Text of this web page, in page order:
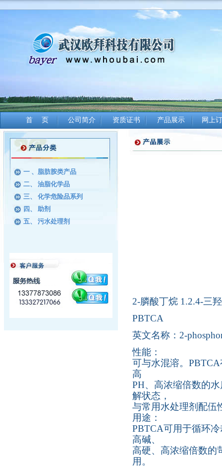
首 页 公司简介 资质证书 产品展示 网上
一 、脂肪胺类产品
二、 油脂化学品
三、 化学危险品系列
四、 助剂
五、 污水处理剂
2-膦酸丁烷 1.2.4-三
PBTCA
英文名称：2-
性能：
可与水混溶。
高
PH、高浓缩倍数的
解状态，
与常用水处理剂配伍
用途：
PBTCA可用于循环
高碱、
高硬、高浓缩倍数的
用。